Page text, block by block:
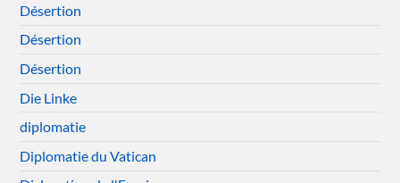
Désertion
Désertion
Désertion
Die Linke
diplomatie
Diplomatie du Vatican